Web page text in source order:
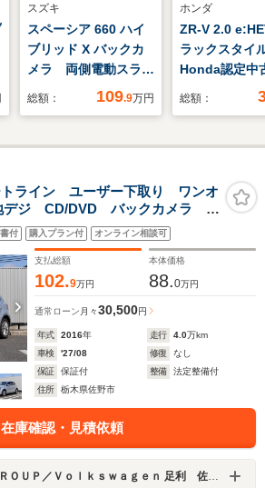
スズキ
スペーシア 660 ハイ
ブリッド X バックカ
メラ 両側電動スライ
ドドア ナビ TV
被害軽減システム ス
ングストップ 電動格
納ミラー シートヒー
ター ベンチシート
CVT
総額： 109.9万円
ホンダ
ZR-V 2.0
ラックスタイ
Honda認定
修復歴なし
車 9インチ
ETC2.0 アダ
ブクルーズコ
純正アルミホ
総額：
ライン ユーザー下取り ワンオ
ジ CD/DVD バックカメラ
シュブレーキ 認定中古車
付 購入プラン付 オンライン相談可
支払総額
102.9万円
本体価格
88.0万円
通常ローン 月々30,500円
年式 2016年 走行 4.0万km
車検
'27/08 修復
なし
保証
保証付 整備
法定整備付
住所
栃木県佐野市
在庫確認・見積依頼
ｌｋｓｗａｇｅｎ 足利 佐野認定中古車センター／ファーレン栃木南株式会社